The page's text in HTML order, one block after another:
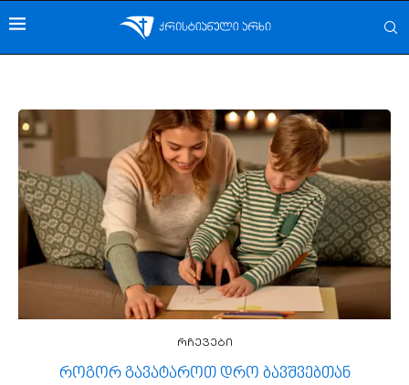
რჩევები
როგორ გავატაროთ დრო ბავშვებთან